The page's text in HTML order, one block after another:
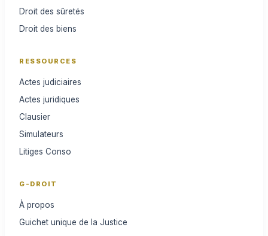
Droit des sûretés
Droit des biens
RESSOURCES
Actes judiciaires
Actes juridiques
Clausier
Simulateurs
Litiges Conso
G-DROIT
À propos
Guichet unique de la Justice